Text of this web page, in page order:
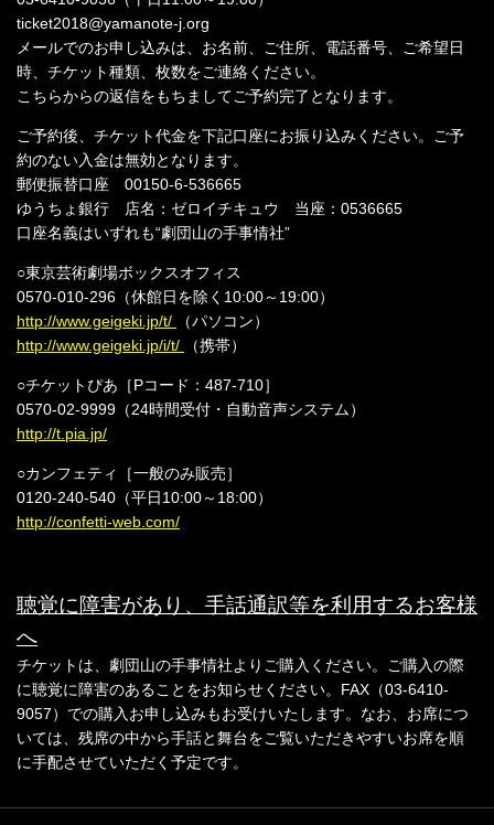
ticket2018@yamanote-j.org
メールでのお申し込みは、お名前、ご住所、電話番号、ご希望日
時、チケット種類、枚数をご連絡ください。
こちらからの返信をもちましてご予約完了となります。
ご予約後、チケット代金を下記口座にお振り込みください。ご予
約のない入金は無効となります。
郵便振替口座 00150-6-536665
ゆうちょ銀行 店名：ゼロイチキュウ 当座：0536665
口座名義はいずれも“劇団山の手事情社”
○東京芸術劇場ボックスオフィス
0570-010-296（休館日を除く10:00～19:00）
http://www.geigeki.jp/t/
（パソコン）
http://www.geigeki.jp/i/t/
（携帯）
○チケットぴあ［Pコード：487-710］
0570-02-9999（24時間受付・自動音声システム）
http://t.pia.jp/
○カンフェティ［一般のみ販売］
0120-240-540（平日10:00～18:00）
http://confetti-web.com/
聴覚に障害があり、手話通訳等を利用するお客様
へ
チケットは、劇団山の手事情社よりご購入ください。ご購入の際
に聴覚に障害のあることをお知らせください。FAX（03-6410-
9057）での購入お申し込みもお受けいたします。なお、お席につ
いては、残席の中から手話と舞台をご覧いただきやすいお席を順
に手配させていただく予定です。